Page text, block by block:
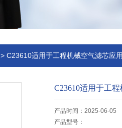
> C23610适用于工程机械空气滤芯应
C23610适用于工
产品时间：2025-06-05
产品型号：